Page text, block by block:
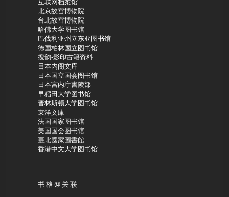
北京故宫博物院
台北故宫博物院
哈佛大学图书馆
巴伐利亚州立东亚图书馆
德国柏林国立图书馆
搜韵-影印古籍资料
日本内阁文库
日本国立国会图书馆
日本宮内庁書陵部
早稻田大学图书馆
普林斯顿大学图书馆
東洋文庫
法国国家图书馆
美国国会图书馆
臺北國家圖書館
香港中文大学图书馆
书格@关联